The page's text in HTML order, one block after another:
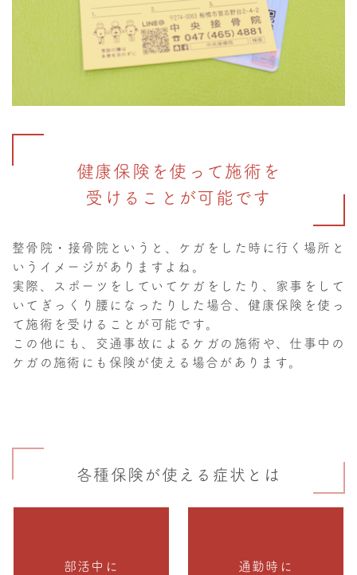
健康保険を使って施術を
受けることが可能です
整骨院・接骨院というと、ケガをした時に行く場所と
いうイメージがありますよね。
実際、スポーツをしていてケガをしたり、家事をして
いてぎっくり腰になったりした場合、健康保険を使っ
て施術を受けることが可能です。
この他にも、交通事故によるケガの施術や、仕事中の
ケガの施術にも保険が使える場合があります。
各種保険が使える症状とは
部活中に
通勤時に